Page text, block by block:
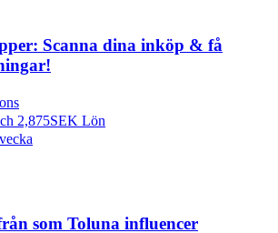
Scanna dina inköp & få
2,875SEK Lön
som Toluna influencer